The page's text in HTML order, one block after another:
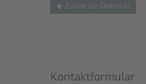
Zurück zur Übersicht
Kontaktformular